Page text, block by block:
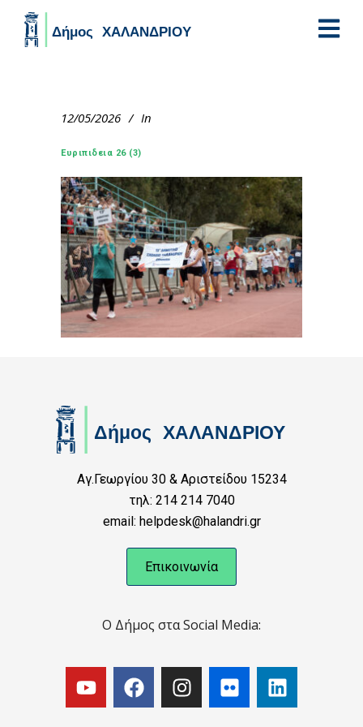
12/05/2026 In
Ευριπιδεια 26 (3)
Αγ.Γεωργίου 30 & Αριστείδου 15234
τηλ: 214 214 7040
email: helpdesk@halandri.gr
Επικοινωνία
Ο Δήμος στα Social Media: